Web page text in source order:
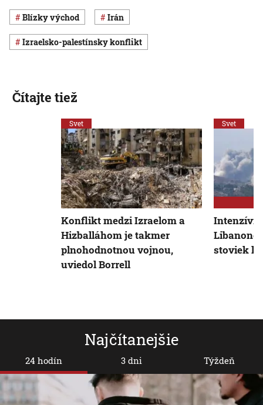
Blízky východ Irán
izraelsko-palestínsky konflikt
Najčítanejšie
24 hodín 3 dni Týždeň
Čítajte tiež
Svet
Konflikt medzi Izraelom a
Hizballáhom je takmer
plnohodnotnou vojnou,
uviedol Borrell
Svet
Libanone
stoviek